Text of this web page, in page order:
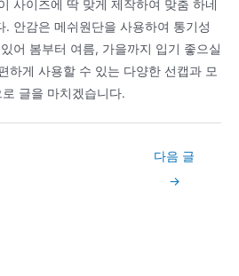
사이즈에 딱 맞게 제작하여 맞춤 하네
. 안감은 메쉬원단을 사용하여 통기성
어 봄부터 여름, 가을까지 입기 좋으실
하게 사용할 수 있는 다양한 선캡과 모
글을 마치겠습니다.
다음 글
→